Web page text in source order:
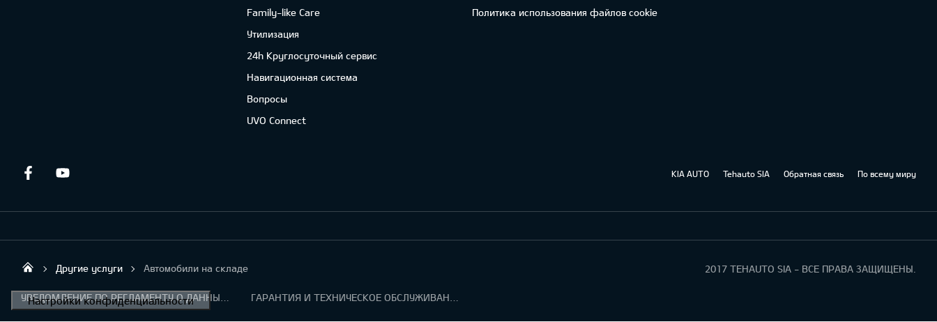
Family-like Care
Утилизация
24h Круглосуточный сервис
Навигационная система
Вопросы
UVO Connect
Политика использования файлов cookie
Facebook KIA AUTO Tehauto SIA Обратная связь По всему миру
Tehauto SIA
Другие услуги Автомобили на складе 2017 TEHAUTO SIA - ВСЕ ПРАВА ЗАЩИЩЕНЫ.